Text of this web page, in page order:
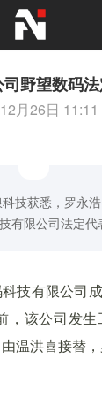
野望数码
12月26日 11:11
技获悉，罗永
有限公司法定代
技有限公司
，该公司发
温洪喜接替